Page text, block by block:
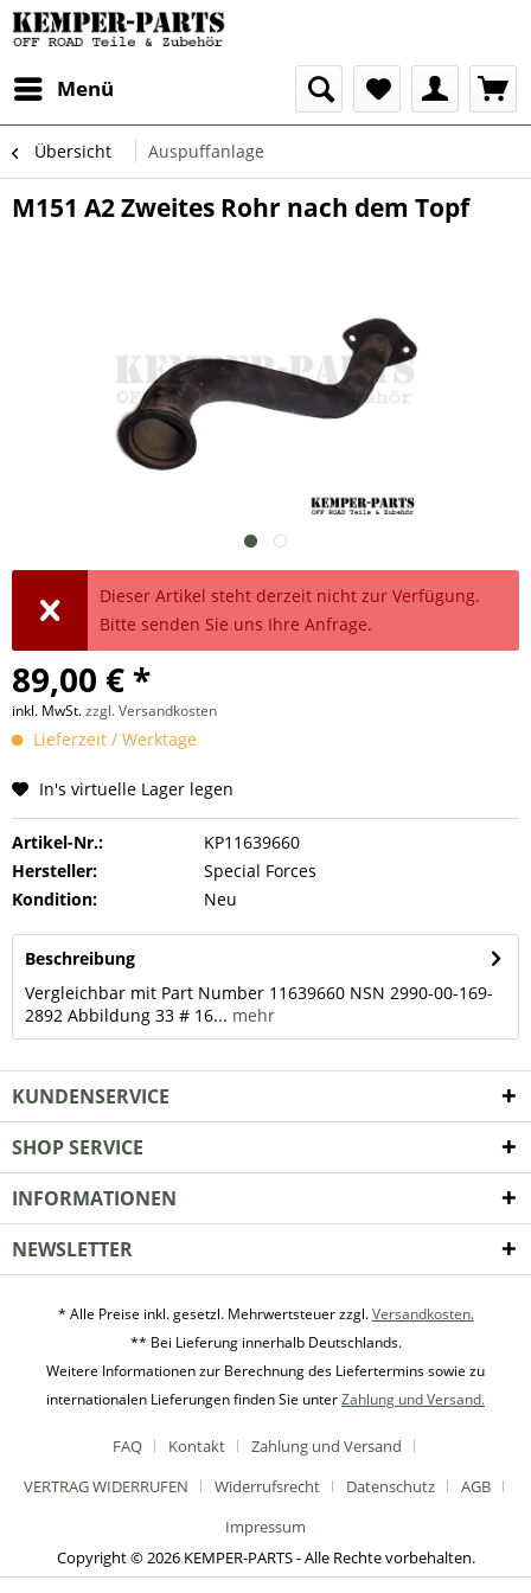
Menü
Übersicht Auspuffanlage
M151 A2 Zweites Rohr nach dem Topf
Dieser Artikel steht derzeit nicht zur Verfügung.
Bitte senden Sie uns Ihre Anfrage.
89,00 € *
inkl. MwSt.zzgl. Versandkosten
Lieferzeit / Werktage
In's virtuelle Lager legen
Artikel-Nr.:
KP11639660
Hersteller:
Special Forces
Kondition:
Neu
Beschreibung
Vergleichbar mit Part Number 11639660 NSN 2990-00-169-
2892 Abbildung 33 # 16... mehr
KUNDENSERVICE
SHOP SERVICE
INFORMATIONEN
NEWSLETTER
* Alle Preise inkl. gesetzl. Mehrwertsteuer zzgl.Versandkosten.
** Bei Lieferung innerhalb Deutschlands.
Weitere Informationen zur Berechnung des Liefertermins sowie zu
internationalen Lieferungen finden Sie unterZahlung und Versand.
FAQ Kontakt
Zahlung und Versand
VERTRAG WIDERRUFEN
Widerrufsrecht Datenschutz
AGB
Impressum
Copyright © 2026 KEMPER-PARTS - Alle Rechte vorbehalten.